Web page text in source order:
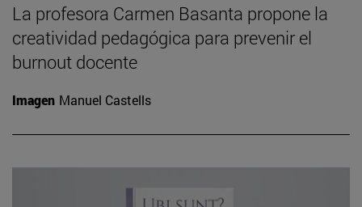
La profesora Carmen Basanta propone la
creatividad pedagógica para prevenir el
burnout docente
Imagen Manuel Castells